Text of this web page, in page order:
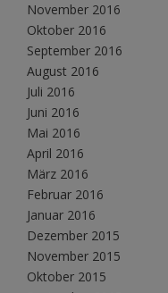
November 2016
Oktober 2016
September 2016
August 2016
Juli 2016
Juni 2016
Mai 2016
April 2016
März 2016
Februar 2016
Januar 2016
Dezember 2015
November 2015
Oktober 2015